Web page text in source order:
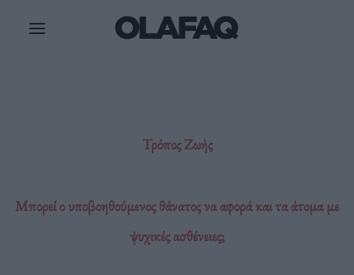
Τρόπος Ζωής
Μπορεί ο υποβοηθούμενος θάνατος να αφορά και τα άτομα με
ψυχικές ασθένειες;